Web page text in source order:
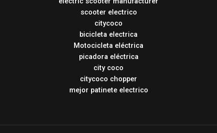
scooter electrico
citycoco
bicicleta electrica
Motocicleta eléctrica
picadora eléctrica
city coco
citycoco chopper
mejor patinete electrico